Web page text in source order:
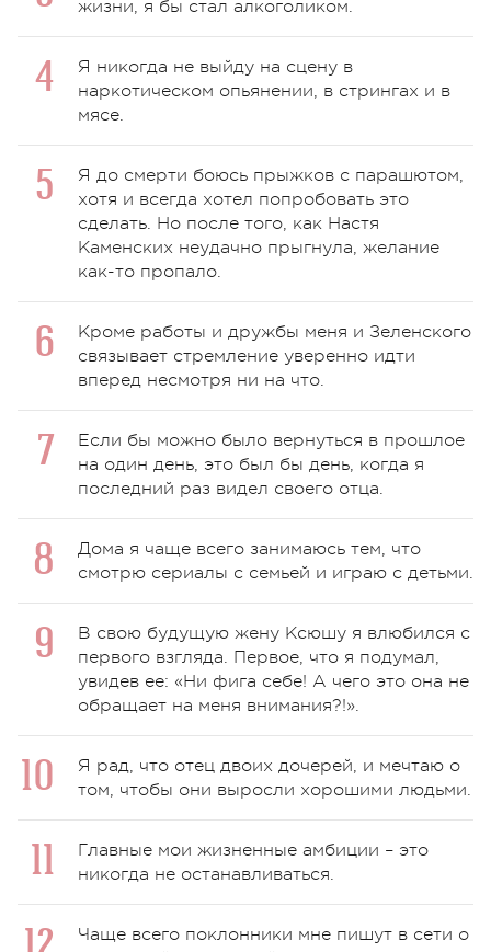
жизни, я бы стал алкоголиком.
Я никогда не выйду на сцену в
наркотическом опьянении, в стрингах и в
мясе.
Я до смерти боюсь прыжков с парашютом,
хотя и всегда хотел попробовать это
сделать. Но после того, как Настя
Каменских неудачно прыгнула, желание
как-то пропало.
Кроме работы и дружбы меня и Зеленского
связывает стремление уверенно идти
вперед несмотря ни на что.
Если бы можно было вернуться в прошлое
на один день, это был бы день, когда я
последний раз видел своего отца.
Дома я чаще всего занимаюсь тем, что
смотрю сериалы с семьей и играю с детьми.
В свою будущую жену Ксюшу я влюбился с
первого взгляда. Первое, что я подумал,
увидев ее: «Ни фига себе! А чего это она не
обращает на меня внимания?!».
Я рад, что отец двоих дочерей, и мечтаю о
том, чтобы они выросли хорошими людьми.
Главные мои жизненные амбиции – это
никогда не останавливаться.
Чаще всего поклонники мне пишут в сети о